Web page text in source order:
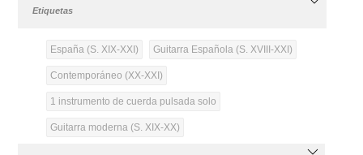
Etiquetas
España (S. XIX-XXI) Guitarra Española (S. XVIII-XXI)
Contemporáneo (XX-XXI)
1 instrumento de cuerda pulsada solo
Guitarra moderna (S. XIX-XX)